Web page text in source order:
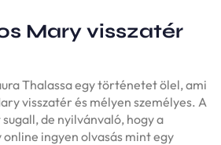
Mary visszatér
Thalassa egy történetet ölel, ami
visszatér és mélyen személyes. A
de nyilvánvaló, hogy a
ingyen olvasás mint egy